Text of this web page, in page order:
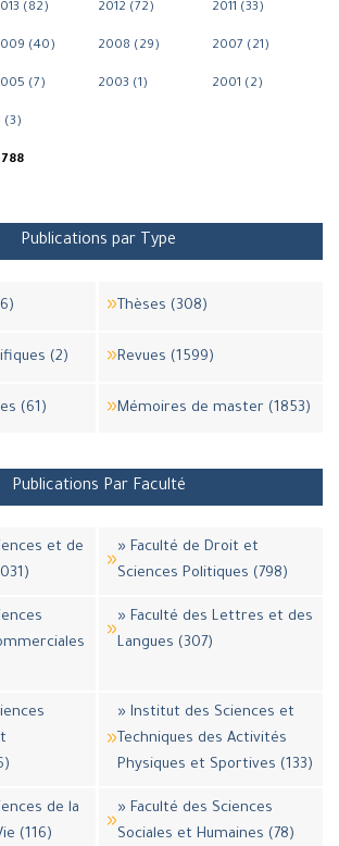
(82) 2012 (72) 2011 (33)
(40) 2008 (29) 2007 (21)
(7) 2003 (1) 2001 (2)
(3)
Publications par Type
Thèses (308)
(2) Revues (1599)
(61) Mémoires de master (1853)
Publications Par Faculté
et de
» Faculté de Droit et
Sciences Politiques (798)
» Faculté des Lettres et des
Langues (307)
» Institut des Sciences et
Techniques des Activités
Physiques et Sportives (133)
de la
(116)
» Faculté des Sciences
Sociales et Humaines (78)